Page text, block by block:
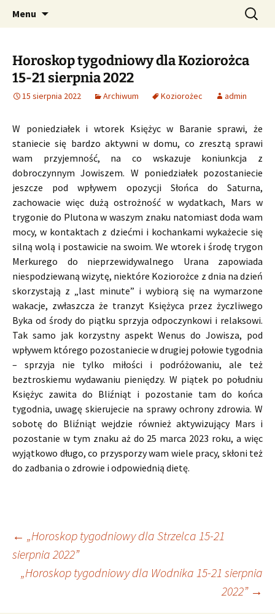
CzaroMarowy horoskop
dzienny, miesięczny i
tygodniowy
Profesjonalne przepowiednie astrologiczne
Menu Szukaj:
Horoskop tygodniowy dla Koziorożca
15-21 sierpnia 2022
15 sierpnia 2022 Archiwum Koziorożec admin
W poniedziałek i wtorek Księżyc w Baranie sprawi, że
staniecie się bardzo aktywni w domu, co zresztą sprawi
wam przyjemność, na co wskazuje koniunkcja z
dobroczynnym Jowiszem. W poniedziałek pozostaniecie
jeszcze pod wpływem opozycji Słońca do Saturna,
zachowacie więc dużą ostrożność w wydatkach, Mars w
trygonie do Plutona w waszym znaku natomiast doda wam
mocy, w kontaktach z dziećmi i kochankami wykażecie się
silną wolą i postawicie na swoim. We wtorek i środę trygon
Merkurego do nieprzewidywalnego Urana zapowiada
niespodziewaną wizytę, niektóre Koziorożce z dnia na dzień
skorzystają z „last minute” i wybiorą się na wymarzone
wakacje, zwłaszcza że tranzyt Księżyca przez życzliwego
Byka od środy do piątku sprzyja odpoczynkowi i relaksowi.
Tak samo jak korzystny aspekt Wenus do Jowisza, pod
wpływem którego pozostaniecie w drugiej połowie tygodnia
– sprzyja nie tylko miłości i podróżowaniu, ale też
beztroskiemu wydawaniu pieniędzy. W piątek po południu
Księżyc zawita do Bliźniąt i pozostanie tam do końca
tygodnia, uwagę skierujecie na sprawy ochrony zdrowia. W
sobotę do Bliźniąt wejdzie również aktywizujący Mars i
pozostanie w tym znaku aż do 25 marca 2023 roku, a więc
wyjątkowo długo, co przysporzy wam wiele pracy, skłoni też
do zadbania o zdrowie i odpowiednią dietę.
Nawigacja
wpisu
← „Horoskop tygodniowy dla Strzelca 15-21
sierpnia 2022”
„Horoskop tygodniowy dla Wodnika 15-21 sierpnia
2022” →